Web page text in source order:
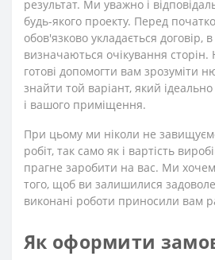
результат. Ми уважно і
будь-якого проекту. Перед
обов'язково укладається договір,
визначаються очікування сторін.
готові допомогти вам зрозуміти
знайти той варіант, який
і вашого приміщення.
При цьому ми ніколи не
робіт, так само як і вартість
прагне заробити на вас. Ми
того, щоб ви залишилися
виконані роботи приносили вам
Як оформити